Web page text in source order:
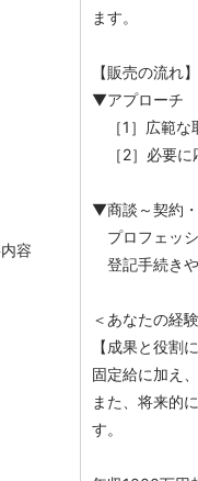
容
ます。
【販売の流れ】
▼アプローチ
［1］広範な
［2］必要に
▼商談～契約
プロフェッシ
登記手続きや
＜あなたの経
【成果と役割
固定給に加え
また、将来的
す。